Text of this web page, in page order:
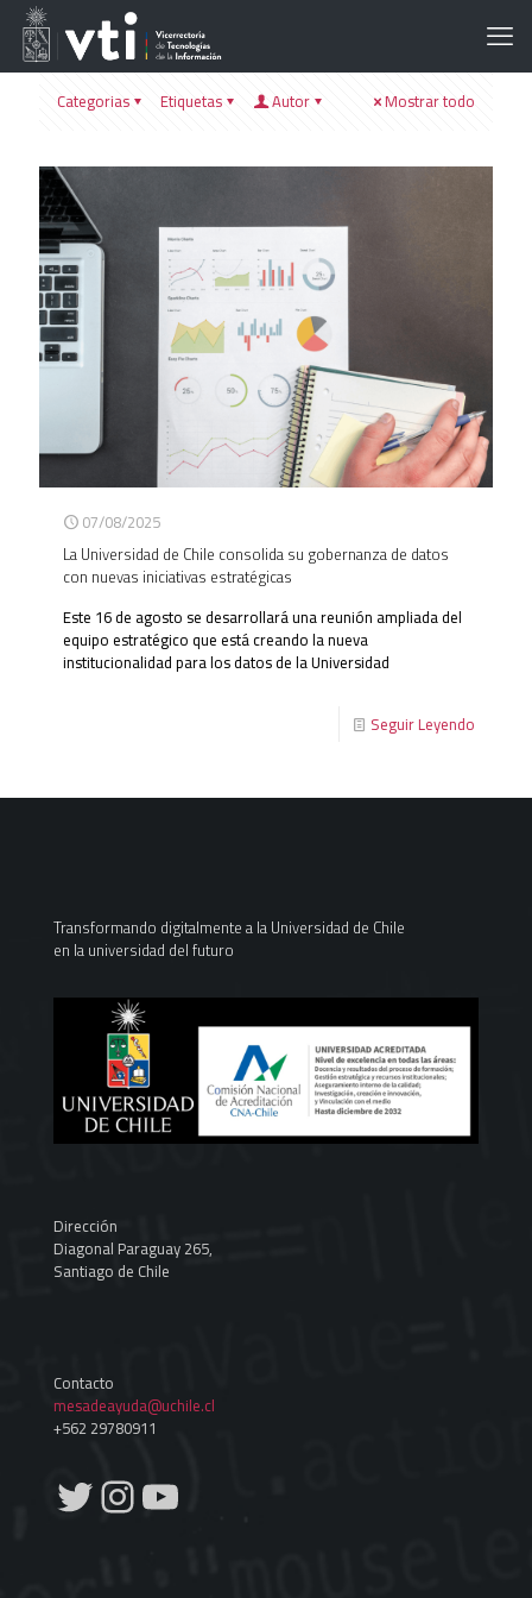
Categorias Etiquetas Autor Mostrar todo
07/08/2025
La Universidad de Chile consolida su gobernanza de datos
con nuevas iniciativas estratégicas
Este 16 de agosto se desarrollará una reunión ampliada del
equipo estratégico que está creando la nueva
institucionalidad para los datos de la Universidad
Seguir Leyendo
Transformando digitalmente a la Universidad de Chile
en la universidad del futuro
Dirección
Diagonal Paraguay 265,
Santiago de Chile
Contacto
mesadeayuda@uchile.cl
+562 29780911
Twitter
Instagram
YouTube